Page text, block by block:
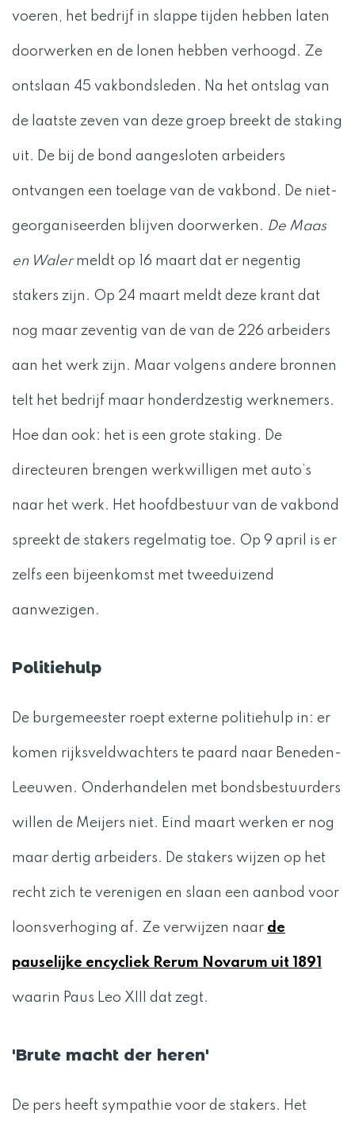
voeren, het bedrijf in slappe tijden hebben laten
doorwerken en de lonen hebben verhoogd. Ze
ontslaan 45 vakbondsleden. Na het ontslag van
de laatste zeven van deze groep breekt de staking
uit. De bij de bond aangesloten arbeiders
ontvangen een toelage van de vakbond. De niet-
georganiseerden blijven doorwerken. De Maas
en Walermeldt op 16 maart dat er negentig
stakers zijn. Op 24 maart meldt deze krant dat
nog maar zeventig van de van de 226 arbeiders
aan het werk zijn. Maar volgens andere bronnen
telt het bedrijf maar honderdzestig werknemers.
Hoe dan ook: het is een grote staking. De
directeuren brengen werkwilligen met auto’s
naar het werk. Het hoofdbestuur van de vakbond
spreekt de stakers regelmatig toe. Op 9 april is er
zelfs een bijeenkomst met tweeduizend
aanwezigen.
Politiehulp
De burgemeester roept externe politiehulp in: er
komen rijksveldwachters te paard naar Beneden-
Leeuwen. Onderhandelen met bondsbestuurders
willen de Meijers niet. Eind maart werken er nog
maar dertig arbeiders. De stakers wijzen op het
recht zich te verenigen en slaan een aanbod voor
loonsverhoging af. Ze verwijzen naar de
pauselijke encycliek Rerum Novarum uit 1891
waarin Paus Leo XIII dat zegt.
'Brute macht der heren'
De pers heeft sympathie voor de stakers. Het